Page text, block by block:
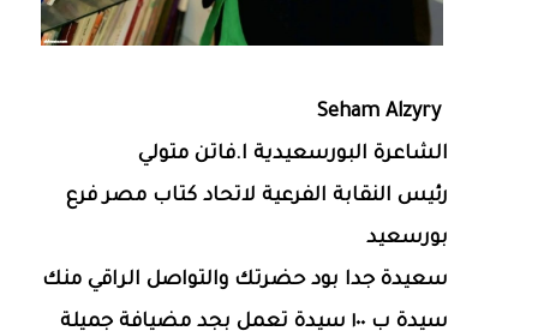
Seham Alzyry
الشاعرة البورسعيدية ا.فاتن متولي
رئيس النقابة الفرعية لاتحاد كتاب مصر فرع
بورسعيد
سعيدة جدا بود حضرتك والتواصل الراقي منك
سيدة ب ١٠٠ سيدة تعمل بجد مضيافة جميلة